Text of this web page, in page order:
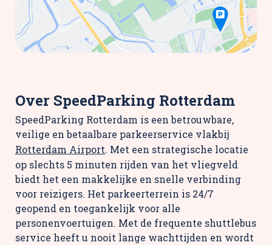
Over SpeedParking Rotterdam
SpeedParking Rotterdam is een betrouwbare,
veilige en betaalbare parkeerservice vlakbij
Rotterdam Airport. Met een strategische locatie
op slechts 5 minuten rijden van het vliegveld
biedt het een makkelijke en snelle verbinding
voor reizigers. Het parkeerterrein is 24/7
geopend en toegankelijk voor alle
personenvoertuigen. Met de frequente shuttlebus
service heeft u nooit lange wachttijden en wordt